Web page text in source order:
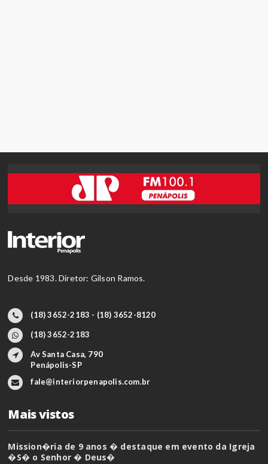
Desde 1983. Diretor: Gilson Ramos.
(18) 3652-2183 - (18) 3652-8120
(18) 3652-2183
Av Santa Casa, 790
Penápolis-SP
fale@interiorpenapolis.com.br
Mais vistos
Mission�ria de 9 anos � destaque em evento da Igreja
�S� o Senhor � Deus�